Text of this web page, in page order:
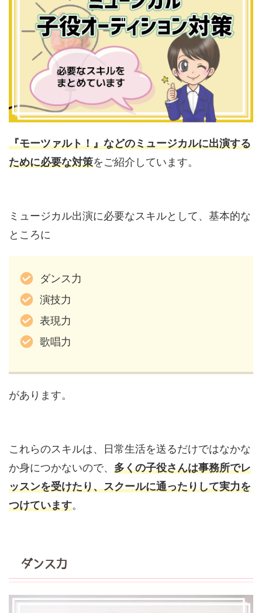
『モーツァルト！』などのミュージカルに出演する
ために必要な対策をご紹介しています。
ミュージカル出演に必要なスキルとして、基本的な
ところに
ダンス力
演技力
表現力
歌唱力
があります。
これらのスキルは、日常生活を送るだけではなかな
か身につかないので、 多くの子役さんは事務所でレ
ッスンを受けたり、スクールに通ったりして実力を
つけています。
ダンス力